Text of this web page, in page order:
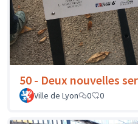
50 - Deux nouvelles
Ville de Lyon
0 0